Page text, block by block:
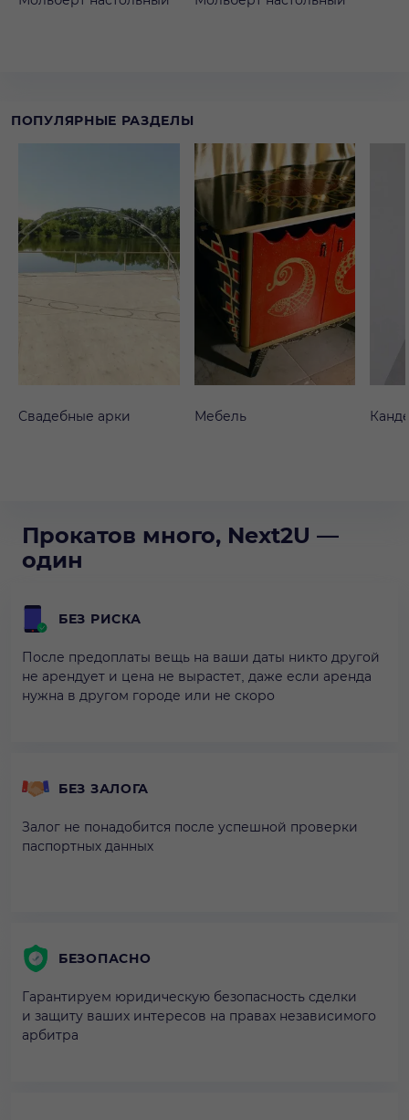
ПОПУЛЯРНЫЕ РАЗДЕЛЫ
Свадебные арки Мебель
Прокатов много, Next2U —
один
БЕЗ РИСКА
После предоплаты вещь на ваши даты никто другой
не арендует и цена не вырастет, даже если аренда
нужна в другом городе или не скоро
БЕЗ ЗАЛОГА
Залог не понадобится после успешной проверки
паспортных данных
БЕЗОПАСНО
Гарантируем юридическую безопасность сделки
и защиту ваших интересов на правах независимого
арбитра